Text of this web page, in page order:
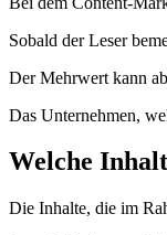
Sobald der Leser
Der Mehrwert kann
Das Unternehmen,
Welche
Die Inhalte, die im